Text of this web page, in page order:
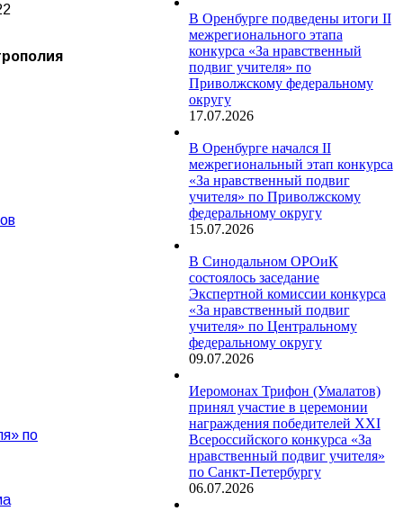
по
В Оренбурге подведены итоги II
межрегионального этапа
конкурса «За нравственный
подвиг учителя» по
Приволжскому федеральному
округу
17.07.2026
В Оренбурге начался II
межрегиональный этап конкурса
«За нравственный подвиг
учителя» по Приволжскому
федеральному округу
15.07.2026
В Синодальном ОРОиК
состоялось заседание
Экспертной комиссии конкурса
«За нравственный подвиг
учителя» по Центральному
федеральному округу
09.07.2026
Иеромонах Трифон (Умалатов)
принял участие в церемонии
награждения победителей XXI
Всероссийского конкурса «За
нравственный подвиг учителя»
по Санкт-Петербургу
06.07.2026